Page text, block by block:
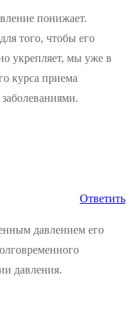
понижает.
того, чтобы его
укрепляет, мы уже в
курса приема
Ответить
давлением его
давления.